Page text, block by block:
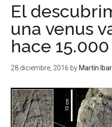
El
una venus
hace
28 diciembre, 2016 by Martín